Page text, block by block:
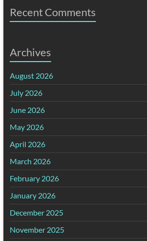
Recent Comments
Archives
August 2026
July 2026
June 2026
May 2026
April 2026
March 2026
February 2026
January 2026
December 2025
November 2025